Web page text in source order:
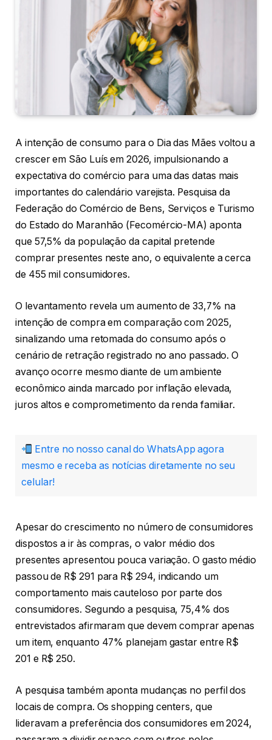
A intenção de consumo para o Dia das Mães voltou a
crescer em São Luís em 2026, impulsionando a
expectativa do comércio para uma das datas mais
importantes do calendário varejista. Pesquisa da
Federação do Comércio de Bens, Serviços e Turismo
do Estado do Maranhão (Fecomércio-MA) aponta
que 57,5% da população da capital pretende
comprar presentes neste ano, o equivalente a cerca
de 455 mil consumidores.
O levantamento revela um aumento de 33,7% na
intenção de compra em comparação com 2025,
sinalizando uma retomada do consumo após o
cenário de retração registrado no ano passado. O
avanço ocorre mesmo diante de um ambiente
econômico ainda marcado por inflação elevada,
juros altos e comprometimento da renda familiar.
Entre no nosso canal do WhatsApp agora
mesmo e receba as notícias diretamente no seu
celular!
Apesar do crescimento no número de consumidores
dispostos a ir às compras, o valor médio dos
presentes apresentou pouca variação. O gasto médio
passou de R$ 291 para R$ 294, indicando um
comportamento mais cauteloso por parte dos
consumidores. Segundo a pesquisa, 75,4% dos
entrevistados afirmaram que devem comprar apenas
um item, enquanto 47% planejam gastar entre R$
201 e R$ 250.
A pesquisa também aponta mudanças no perfil dos
locais de compra. Os shopping centers, que
lideravam a preferência dos consumidores em 2024,